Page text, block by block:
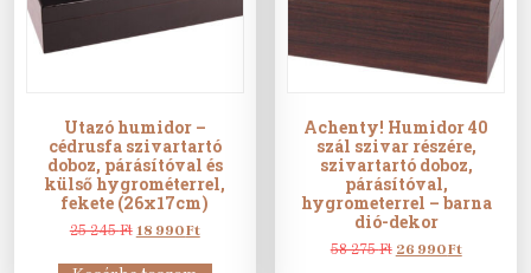
Utazó humidor –
cédrusfa szivartartó
doboz, párásítóval és
külső hygrométerrel,
fekete (26x17cm)
25 245Ft Original
was:
18 990FtCurrent
is:
Achenty! Humidor 40
szál szivar részére,
szivartartó doboz,
párásítóval,
hygrometerrel – barna
dió-dekor
58 275Ft Original
26 990FtCurrent